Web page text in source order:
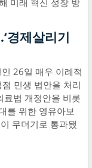
미래 혁신 성장 방
경제살리기
26일 매우 이례적
민생 법안을 처리
료법 개정안을 비롯
를 위한 영유아보
무더기로 통과됐